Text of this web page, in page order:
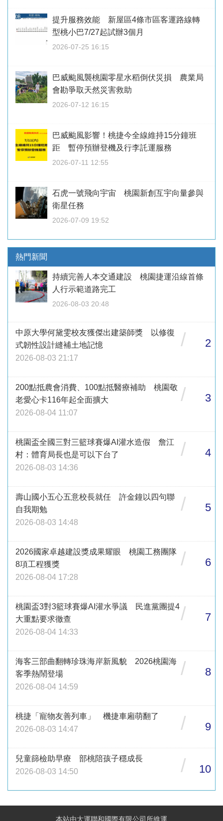
提升服務效能 新屋區4條市區客運路線轉
型桃小巴7/27起試辦3個月
2026-07-25 16:15
巴威颱風襲桃園零星水稻倒伏災損 農業局
會勘爭取天然災害救助
2026-07-12 16:15
巴威颱風影響！桃捷今全線維持15分鐘班
距 暫停預辦登機及行李託運服務
2026-07-11 12:55
石虎一號飛向宇宙 桃園新創互宇向量參與
衛星任務
2026-07-09 19:52
熱門新聞
持續完善人本交通建設 桃園捷運沿線首條
人行示範道路完工
2026-08-03 20:48
中原大學何黛雯校友獲傑出建築師獎 以修復
式韌性設計縫補土地記憶
2026-08-03 21:17
/ 2
200點抵農會消費、100點抵醫療補助 桃園敬
老愛心卡116年起全面擴大
2026-08-04 11:07
/ 3
桃園盃全國三對三籃球賽爆AI灌水造假 詹江
村：體育局長也是可以下台了
2026-08-03 14:36
/ 4
壽山國小五心五意校長就任 許金鐘以四句聯
自我期勉
2026-08-03 14:48
/ 5
2026國家卓越建設獎成果耀眼 桃園工務團隊
8項工程獲獎
2026-08-04 17:28
/ 6
桃園盃3對3籃球賽爆AI灌水爭議 民進黨團提4
大重點要求徹查
2026-08-04 14:33
/ 7
海客三部曲翻轉珍珠海岸新風貌 2026桃園海
客季熱鬧登場
2026-08-04 14:59
/ 8
桃捷「寵物友善列車」 機捷車廂萌翻了
2026-08-03 14:47
/ 9
兒童篩檢助早療 部桃陪孩子穩成長
2026-08-03 14:50
/ 10
本站由大運聯和國際有限公司所維運